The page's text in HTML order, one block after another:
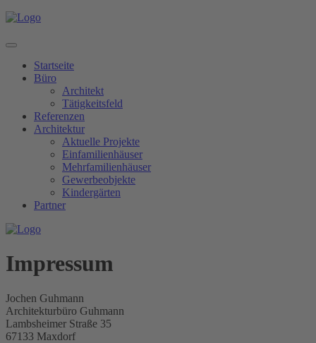
Startseite
Büro
Architekt
Tätigkeitsfeld
Referenzen
Architektur
Aktuelle Projekte
Einfamilienhäuser
Mehrfamilienhäuser
Gewerbeobjekte
Kindergärten
Partner
Impressum
Jochen Guhmann
Architekturbüro Guhmann
Lambsheimer Straße 35
67133 Maxdorf